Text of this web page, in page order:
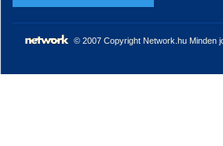
© 2007 Copyright Network.hu Minden